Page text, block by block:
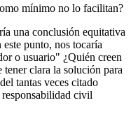
mínimo no lo facilitan?
una conclusión equitativa
punto, nos tocaría
o usuario" ¿Quién creen
tener clara la solución para
tantas veces citado
civil